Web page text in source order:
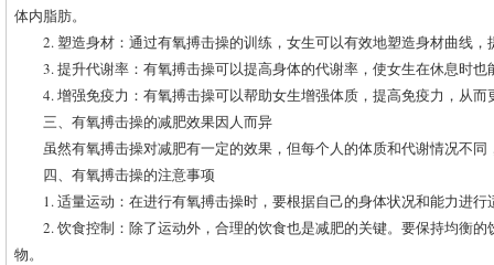
体内脂肪。
2. 塑造身材：通过有氧搏击操的训练，女生可以有效地塑造身材曲线，
3. 提升代谢率：有氧搏击操可以提高身体的代谢率，使女生在休息时也
4. 增强免疫力：有氧搏击操可以帮助女生增强体质，提高免疫力，从而
三、有氧搏击操的减肥效果因人而异
虽然有氧搏击操对减肥有一定的效果，但每个人的体质和代谢情况不
四、有氧搏击操的注意事项
1. 适量运动：在进行有氧搏击操时，要根据自己的身体状况和能力进
2. 饮食控制：除了运动外，合理的饮食也是减肥的关键。要保持均衡
物。